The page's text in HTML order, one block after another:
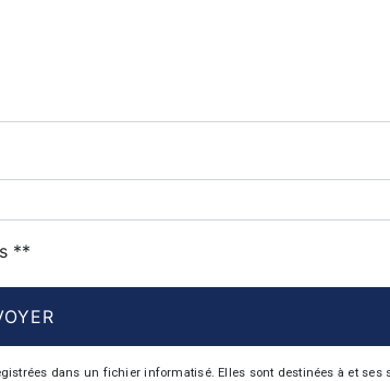
**
dans un fichier informatisé. Elles sont destinées à et ses